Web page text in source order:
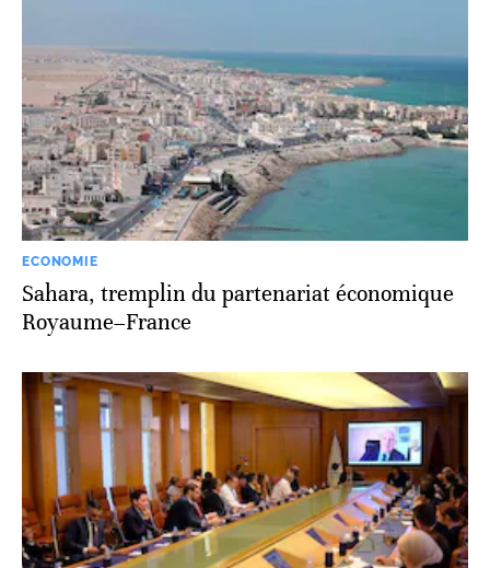
ECONOMIE
Sahara, tremplin du partenariat économique
Royaume–France